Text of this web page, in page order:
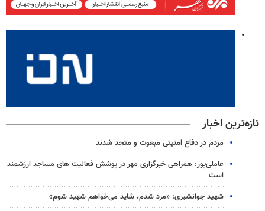
تازه‌ترین اخبار
مردم در دفاع امنیتی مبعوث و متحد شدند
عاملی‌پور: همراهی خبرگزاری مهر در پوشش فعالیت های مساجد ارزشمند
است
شهید جوانشیری: «مرد شدم، شاید می‌خواهم شهید شوم»